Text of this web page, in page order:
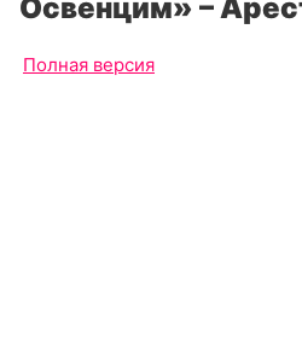
Освенцим» –
Полная версия